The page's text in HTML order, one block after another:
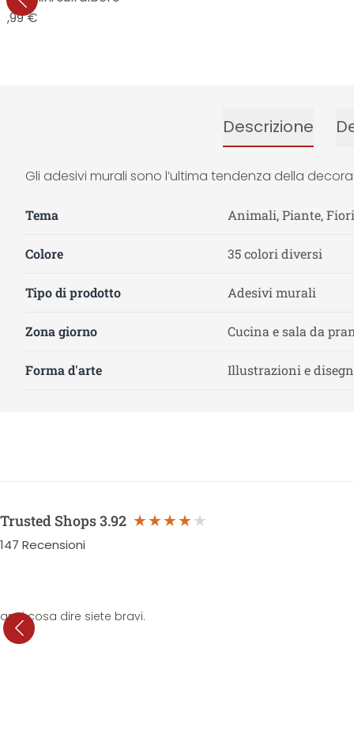
€
Descrizione
Gli adesivi murali sono l’ultima tendenza della
Tema Animali, Piante,
Colore 35 colori diversi
Tipo di prodotto Adesivi murali
Zona giorno Cucina e sala da
Forma d'arte Illustrazioni e
Trusted Shops3.92
147 Recensioni
cosa dire siete bravi.